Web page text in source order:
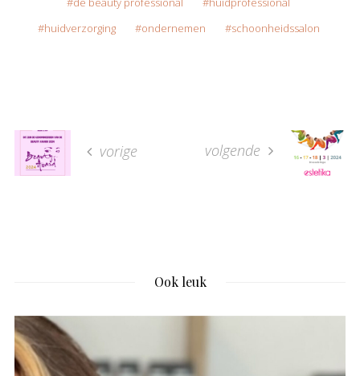
huidverzorging
ondernemen schoonheidssalon
vorige volgende
Ook leuk